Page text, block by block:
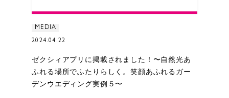
MEDIA
2024.04.22
ゼクシィアプリに掲載されました！〜自然光あ
ふれる場所でふたりらしく。笑顔あふれるガー
デンウエディング実例５〜